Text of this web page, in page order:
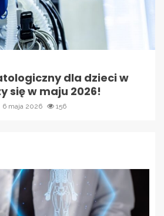
dla dzieci w
się w maju 2026!
6 maja 2026 156